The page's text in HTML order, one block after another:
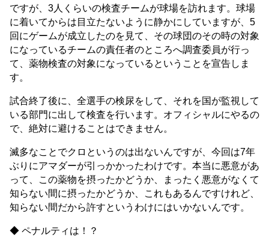
ですが、3人くらいの検査チームが球場を訪れます。球場
に着いてからは目立たないように静かにしていますが、5
回にゲームが成立したのを見て、その球団のその時の対象
になっているチームの責任者のところへ調査委員が行っ
て、薬物検査の対象になっているということを宣告しま
す。
試合終了後に、全選手の検尿をして、それを国が監視して
いる部門に出して検査を行います。オフィシャルにやるの
で、絶対に避けることはできません。
滅多なことでクロというのは出ないんですが、今回は7年
ぶりにアマダーが引っかかったわけです。本当に悪意があ
って、この薬物を摂ったかどうか、まったく悪意がなくて
知らない間に摂ったかどうか、これもあるんですけれど、
知らない間だから許すというわけにはいかないんです。
◆ ペナルティは！？